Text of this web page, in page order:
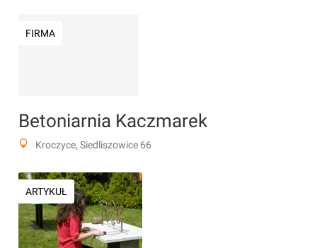
FIRMA
Betoniarnia Kaczmarek
Kroczyce, Siedliszowice 66
ARTYKUŁ